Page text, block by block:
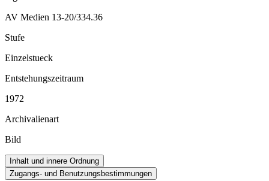
AV Medien 13-20/334.36
Stufe
Einzelstueck
Entstehungszeitraum
1972
Archivalienart
Bild
Inhalt und innere Ordnung
Zugangs- und Benutzungsbestimmungen